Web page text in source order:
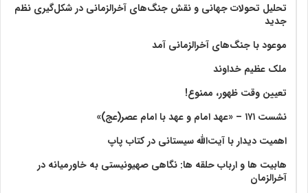
تحلیل تحولات جهانی و نقش جنگ‌های آخرالزمانی در شکل‌گیری نظم
جدید
موعود با جنگ‌های آخرالزمانی آمد
ملک عظیم خداوند
تعیین وقت ظهور، ممنوع!
نشست ۱۷۱ – «عهد امام و عهد با امام عصر(عج)»
اهمیت دیدار با آیت‌الله سیستانی در کتاب پاپ
هابیت ها و ارباب حلقه ها: نگاهی صهیونیستی به خاورمیانه در
آخرالزمان